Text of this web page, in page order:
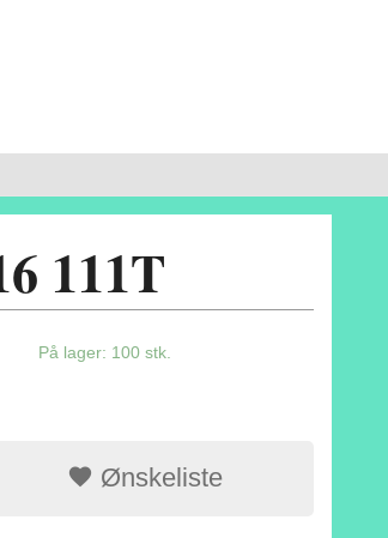
111T
På lager: 100 stk.
Ønskeliste